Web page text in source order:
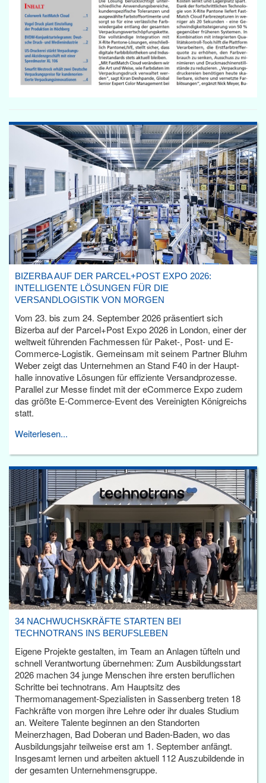
BIZERBA AUF DER PARCEL+POST EXPO 2026:
INTELLIGENTE LÖSUNGEN FÜR DIE
VERSANDLOGISTIK VON MORGEN
Vom 23. bis zum 24. September 2026 präsentiert sich
Bizerba auf der Parcel+Post Expo 2026 in London, einer der
weltweit führenden Fachmessen für Paket-, Post- und E-
Commerce-Logistik. Gemeinsam mit seinem Partner Bluhm
Weber zeigt das Unternehmen an Stand F40 in der Haupt­
halle innovative Lösungen für effiziente Versandprozesse.
Parallel zur Messe findet mit der eCommerce Expo zudem
das größte E-Commerce-Event des Vereinigten Königreichs
statt.
Weiterlesen...
34 NACHWUCHSKRÄFTE STARTEN BEI
TECHNOTRANS INS BERUFSLEBEN
Eigene Projekte gestalten, im Team an Anlagen tüfteln und
schnell Verantwortung übernehmen: Zum Ausbildungsstart
2026 machen 34 junge Menschen ihre ersten beruflichen
Schritte bei technotrans. Am Hauptsitz des
Thermomanagement-Spezialisten in Sassenberg treten 18
Fachkräfte von morgen ihre Lehre oder ihr duales Studium
an. Weitere Talente beginnen an den Standorten
Meinerzhagen, Bad Doberan und Baden-Baden, wo das
Ausbildungsjahr teilweise erst am 1. September anfängt.
Insgesamt lernen und arbeiten aktuell 112 Auszubildende in
der gesamten Unternehmensgruppe.